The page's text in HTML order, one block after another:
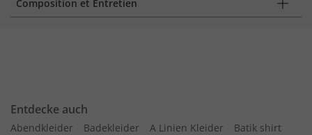
Composition et Entretien
Entdecke auch
Abendkleider Badekleider A Linien Kleider
Batik shirt